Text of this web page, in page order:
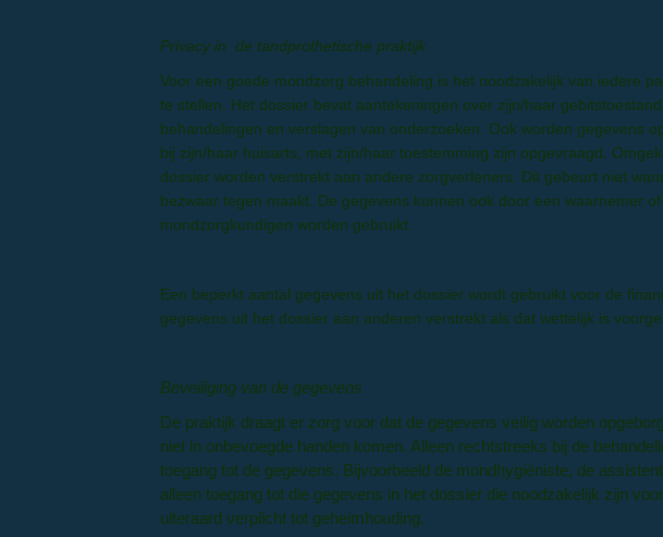
Privacy in de tandprothetische praktijk
Voor een goede mondzorg behandeling is het noodzakelijk van iedere
te stellen. Het dossier bevat aantekeningen over zijn/haar
behandelingen en verslagen van onderzoeken. Ook worden gegevens
bij zijn/haar huisarts, met zijn/haar toestemming zijn opgevraagd.
dossier worden verstrekt aan andere zorgverleners. Dit gebeurt niet
bezwaar tegen maakt. De gegevens kunnen ook door een waarnemer
mondzorgkundigen worden gebruikt.
Een beperkt aantal gegevens uit het dossier wordt gebruikt voor de
gegevens uit het dossier aan anderen verstrekt als dat wettelijk is
Beveiliging van de gegevens
De praktijk draagt er zorg voor dat de gegevens veilig worden
niet in onbevoegde handen komen. Alleen rechtstreeks bij de
toegang tot de gegevens. Bijvoorbeeld de mondhygiëniste, de
alleen toegang tot die gegevens in het dossier die noodzakelijk zijn
uiteraard verplicht tot geheimhouding.